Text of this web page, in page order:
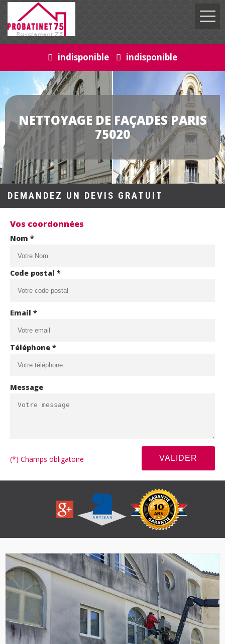
indisponible indisponible
NETTOYAGE DE FAÇADES PARIS
75020
DEMANDEZ UN DEVIS GRATUIT
Vos coordonnées
Nom *
Code postal *
Email *
Téléphone *
Message
(*) Champs obligatoire